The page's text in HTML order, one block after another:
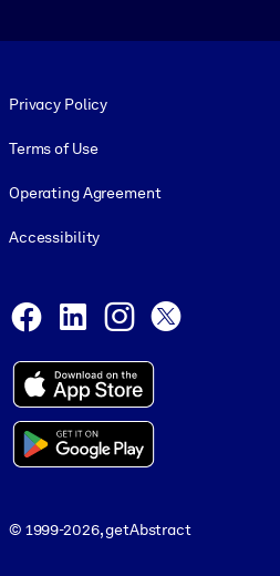
Privacy Policy
Terms of Use
Operating Agreement
Accessibility
Facebook
LinkedInInstagram
© 1999-2026, getAbstract